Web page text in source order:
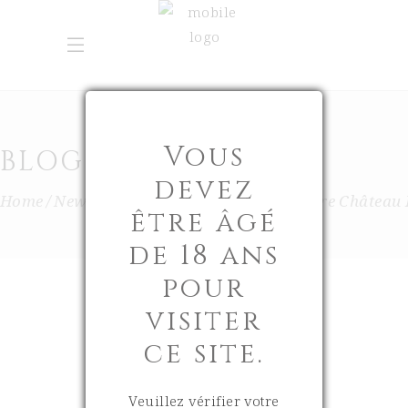
BLOG
Trois Éclats D’Or Pour Notre
TROIS
Vous
devez
être âgé
de 18 ans
pour
visiter
ce site.
Veuillez vérifier votre